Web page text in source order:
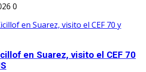
0
en Suarez, visito el CEF 70